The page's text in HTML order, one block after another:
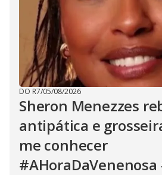
DO R7/05/08/2026
Sheron Menezzes
antipática e
me conhecer